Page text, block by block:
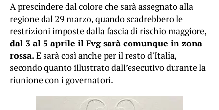
A prescindere dal colore che sarà assegnato alla
regione dal 29 marzo, quando scadrebbero le
restrizioni imposte dalla fascia di rischio maggiore,
dal 3 al 5 aprile il Fvg sarà comunque in zona
rossa.E sarà così anche per il resto d’Italia,
secondo quanto illustrato dall’esecutivo durante la
riunione con i governatori.